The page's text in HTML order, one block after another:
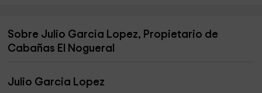
Sobre Julio Garcia Lopez, Propietario de
Cabañas El Nogueral
Julio Garcia Lopez